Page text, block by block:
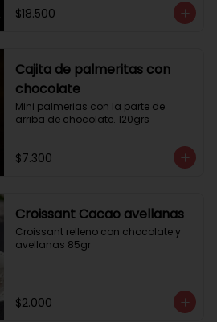
$18.500
Cajita de palmeritas con
chocolate
Mini palmerias con la parte de
arriba de chocolate. 120grs
$7.300
Croissant Cacao avellanas
Croissant relleno con chocolate y
avellanas 85gr
$2.000